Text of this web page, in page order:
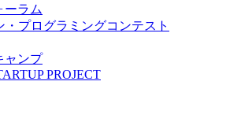
ーラム
・プログラミングコンテスト
ャンプ
PROJECT